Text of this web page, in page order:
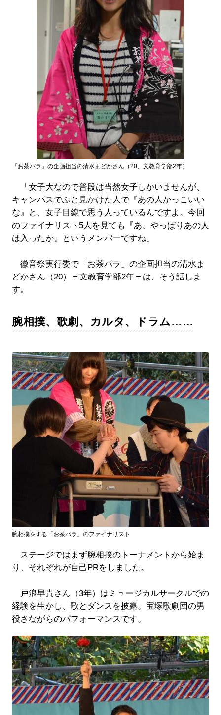
「お茶パラ」の企画担当の清水まどかさん（20、文教育学部2年）
「女子大なので普段は当然女子しかいませんが、
キャンパスでふと見かけた人で『あの人かっこいい
な』と、女子目線で思う人っているんですよ。今回
のファイナリスト5人を見ても『あ、やっぱりあの人
は入ったか』というメンバーですね」
徽音祭実行委で「お茶パラ」の企画担当の清水ま
どかさん（20）＝文教育学部2年＝は、そう話しま
す。
腕相撲、歌劇、カルタ、ドラム……
腕相撲をする「お茶パラ」のファイナリスト
ステージではまず腕相撲のトーナメントから始ま
り、それぞれが自己PRをしました。
戸浪早貴さん（3年）はミュージカルサークルでの
経験を生かし、歌とダンスを披露。宝塚歌劇団の男
役さながらのパフォーマンスです。